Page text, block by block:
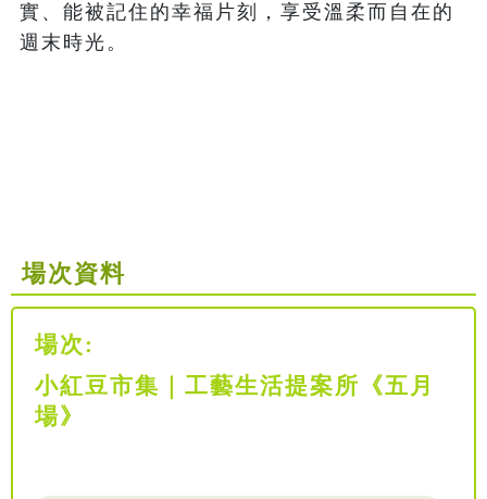
實、能被記住的幸福片刻，享受溫柔而自在的
週末時光。
場次資料
場次:
小紅豆市集｜工藝生活提案所《五月
場》